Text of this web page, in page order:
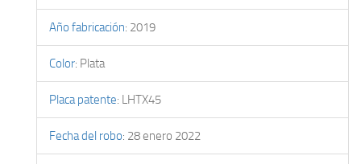
Año fabricación: 2019
Color: Plata
Placa patente: LHTX45
Fecha del robo: 28 enero 2022